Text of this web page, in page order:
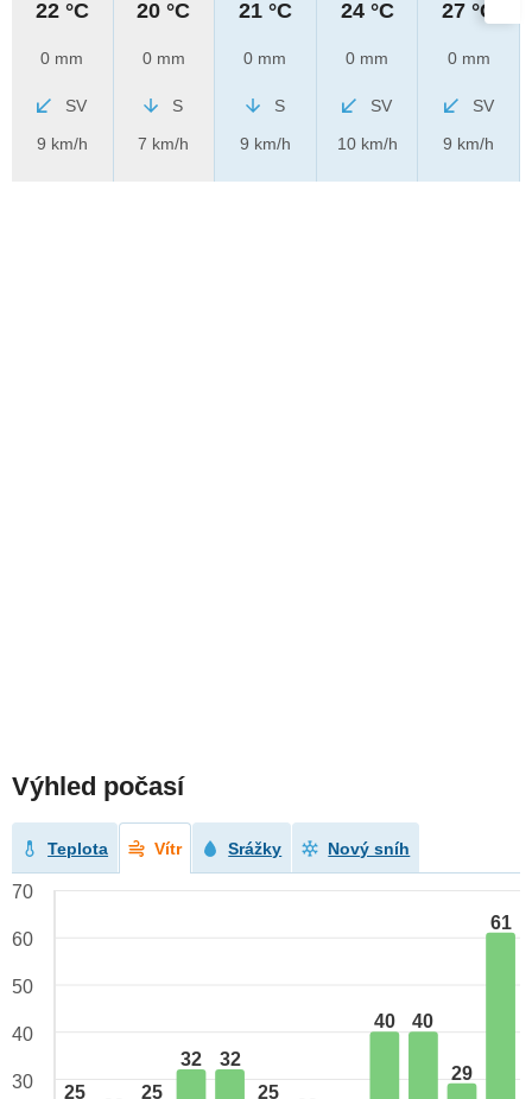
22 °C
0 mm
SV
9 km/h
20 °C
0 mm
S
7 km/h
21 °C
0 mm
S
9 km/h
24 °C
0 mm
SV
10 km/h
27 °C
0 mm
SV
9 km/h
Výhled počasí
Teplota Vítr Srážky Nový sníh
25 25
32
32
25
40 40
29
61
70
60
50
40
30